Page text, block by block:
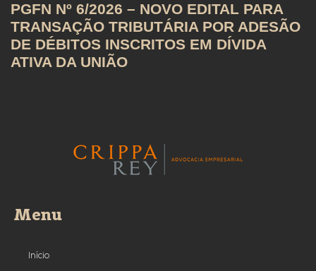
PGFN Nº 6/2026 – NOVO EDITAL PARA
TRANSAÇÃO TRIBUTÁRIA POR ADESÃO
DE DÉBITOS INSCRITOS EM DÍVIDA
ATIVA DA UNIÃO
Menu
Início